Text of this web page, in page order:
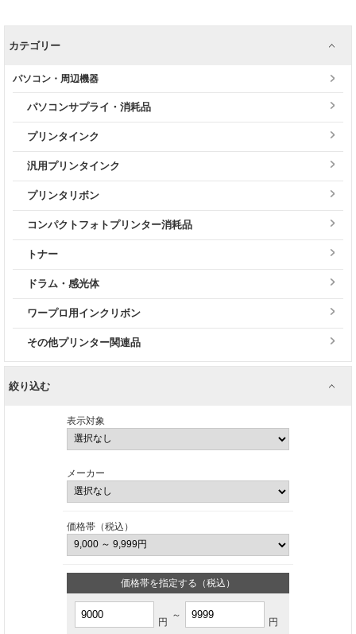
カテゴリー
パソコン・周辺機器
パソコンサプライ・消耗品
プリンタインク
汎用プリンタインク
プリンタリボン
コンパクトフォトプリンター消耗品
トナー
ドラム・感光体
ワープロ用インクリボン
その他プリンター関連品
絞り込む
表示対象
メーカー
価格帯（税込）
価格帯を指定する（税込）
円
～
円